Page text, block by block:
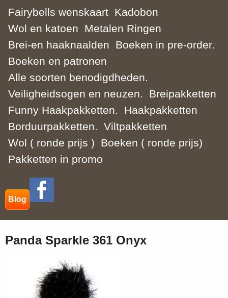
Fairybells wenskaart Kadobon
Wol en katoen
Metalen Ringen
Brei-en haaknaalden
Boeken in pre-order.
Boeken en patronen
Alle soorten benodigdheden.
Veiligheidsogen en neuzen.
Breipakketten
Funny Haakpakketten.
Haakpakketten
Borduurpakketten.
Viltpakketten
Wol ( ronde prijs )
Boeken ( ronde prijs)
Pakketten in promo
Blog
Panda Sparkle 361 Onyx